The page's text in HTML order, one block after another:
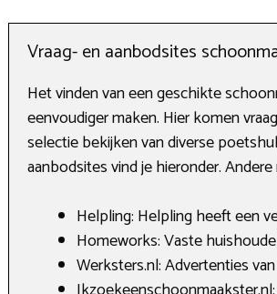
Vraag- en aanbodsites
Het vinden van een geschikte
eenvoudiger maken. Hier komen
selectie bekijken van diverse
aanbodsites vind je hieronder.
Helpling: Helpling heeft een
Homeworks: Vaste
Werksters.nl: Advertenties